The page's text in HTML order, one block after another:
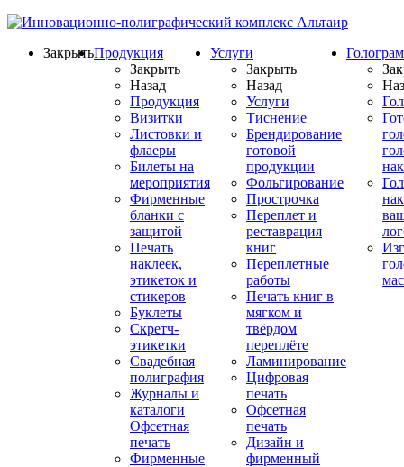
ЗакрытьПродукция
Закрыть
Назад
Продукция
Визитки
Листовки и
флаеры
Билеты на
мероприятия
Фирменные
бланки с
защитой
Печать
наклеек,
этикеток и
стикеров
Буклеты
Скретч-
этикетки
Свадебная
полиграфия
Журналы и
каталоги
Офсетная
печать
Фирменные
Услуги
Закрыть
Назад
Услуги
Тиснение
Брендирование
готовой
продукции
Фольгирование
Прострочка
Переплет и
реставрация
книг
Переплетные
работы
Печать книг в
мягком и
твёрдом
переплёте
Ламинирование
Цифровая
печать
Офсетная
печать
Дизайн и
фирменный